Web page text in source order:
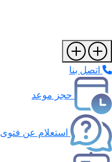
اتصل بنا
حجز موعد
استعلام عن فتوى